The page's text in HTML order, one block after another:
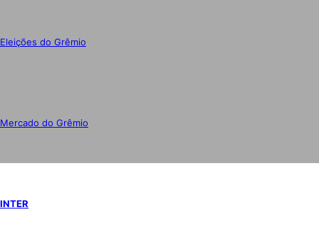
Eleições do Grêmio
Mercado do Grêmio
INTER